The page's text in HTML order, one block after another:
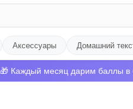
Аксессуары Домашний
🎁 Каждый месяц дарим баллы в